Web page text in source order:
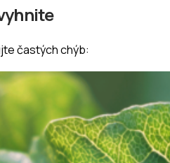
častých chýb: